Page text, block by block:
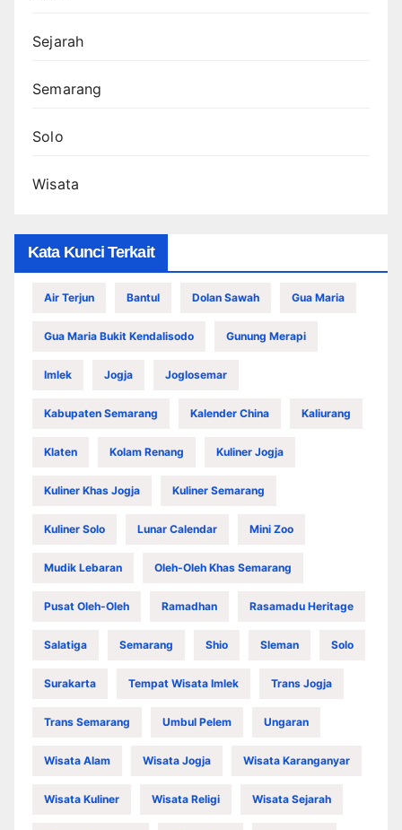
Sejarah
Semarang
Solo
Wisata
Kata Kunci Terkait
Air Terjun Bantul Dolan Sawah Gua Maria
Gua Maria Bukit Kendalisodo Gunung Merapi
Imlek Jogja Joglosemar
Kabupaten Semarang Kalender China Kaliurang
Klaten Kolam Renang Kuliner Jogja
Kuliner Khas Jogja Kuliner Semarang
Kuliner Solo Lunar Calendar Mini Zoo
Mudik Lebaran Oleh-Oleh Khas Semarang
Pusat Oleh-Oleh Ramadhan Rasamadu Heritage
Salatiga Semarang Shio Sleman Solo
Surakarta Tempat Wisata Imlek Trans Jogja
Trans Semarang Umbul Pelem Ungaran
Wisata Alam Wisata Jogja Wisata Karanganyar
Wisata Kuliner Wisata Religi Wisata Sejarah